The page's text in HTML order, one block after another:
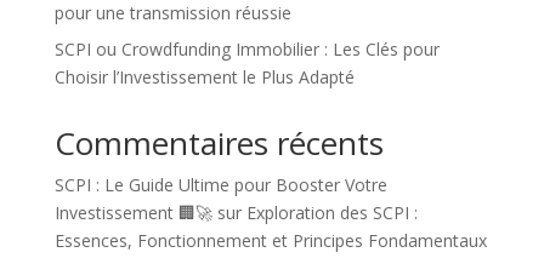
pour une transmission réussie
SCPI ou Crowdfunding Immobilier : Les Clés pour
Choisir l’Investissement le Plus Adapté
Commentaires récents
SCPI : Le Guide Ultime pour Booster Votre
Investissement 🏢🚀sur Exploration des SCPI :
Essences, Fonctionnement et Principes Fondamentaux